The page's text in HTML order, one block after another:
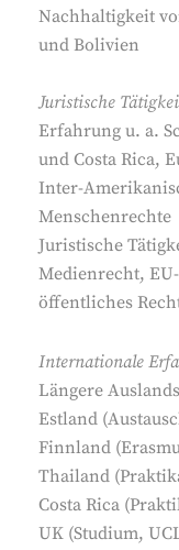
Nachhaltigkeit
und Bolivien
Juristische
Erfahrung u. a.
und Costa Rica,
Inter-
Menschenrechte
Juristische
Medienrecht,
öffentliches
Internationale
Längere
Estland
Finnland
Thailand
Costa Rica
UK (Studium,